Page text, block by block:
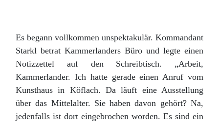
Es begann vollkommen unspektakulär. Kommandant
Starkl betrat Kammerlanders Büro und legte einen
Notizzettel auf den Schreibtisch. „Arbeit,
Kammerlander. Ich hatte gerade einen Anruf vom
Kunsthaus in Köflach. Da läuft eine Ausstellung
über das Mittelalter. Sie haben davon gehört? Na,
jedenfalls ist dort eingebrochen worden. Es sind ein